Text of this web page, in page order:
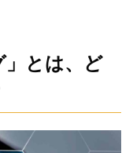
」とは、ど